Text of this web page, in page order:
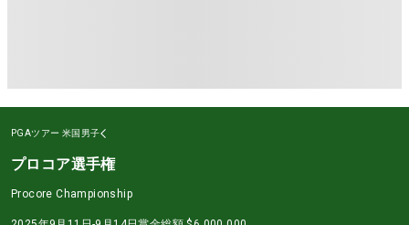
PGAツアー 米国男子
プロコア選手権
Procore Championship